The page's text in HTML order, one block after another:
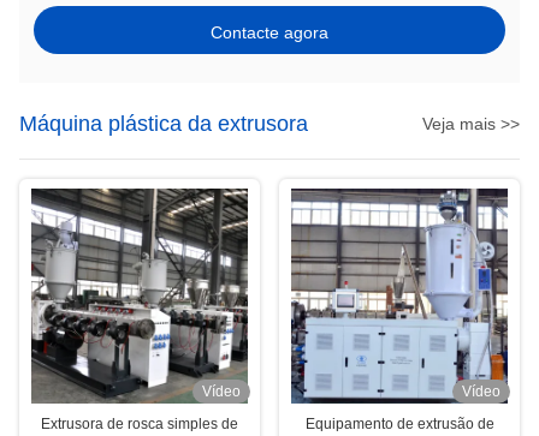
Contacte agora
Máquina plástica da extrusora Veja mais >>
Vídeo
Extrusora de rosca simples de
Vídeo
Equipamento de extrusão de